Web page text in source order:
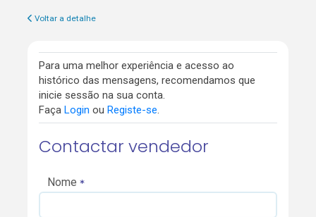
Voltar a detalhe
Para uma melhor experiência e acesso ao
histórico das mensagens, recomendamos que
inicie sessão na sua conta.
Faça Login ou Registe-se.
Contactar vendedor
Nome